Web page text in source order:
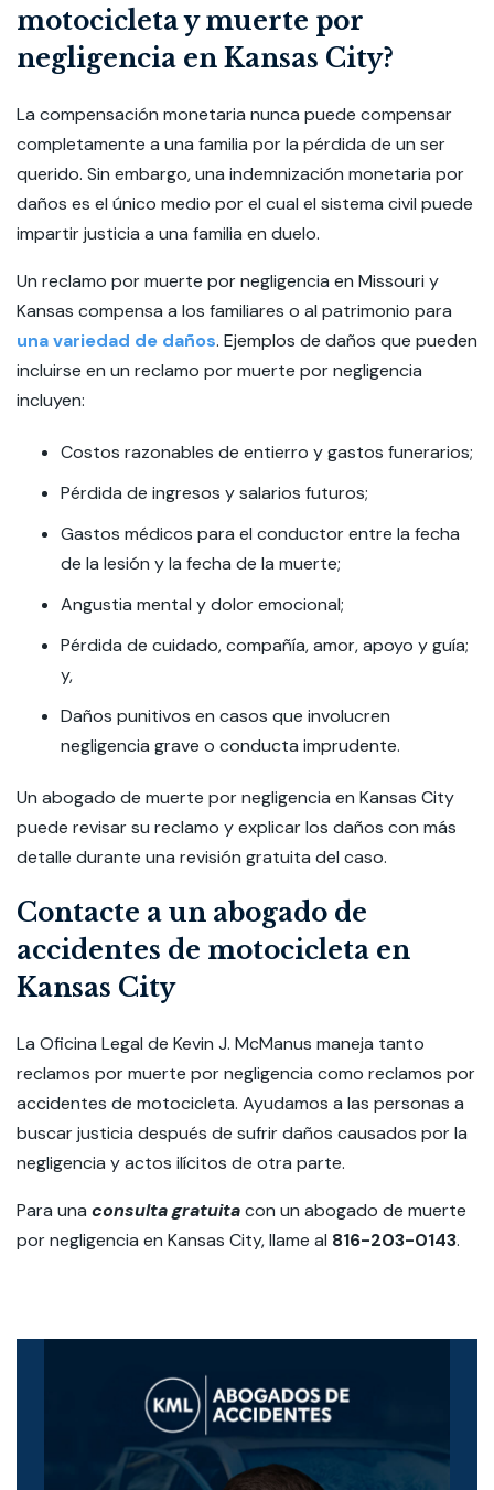
motocicleta y muerte por
negligencia en Kansas City?
La compensación monetaria nunca puede compensar
completamente a una familia por la pérdida de un ser
querido. Sin embargo, una indemnización monetaria por
daños es el único medio por el cual el sistema civil puede
impartir justicia a una familia en duelo.
Un reclamo por muerte por negligencia en Missouri y
Kansas compensa a los familiares o al patrimonio para
una variedad de daños. Ejemplos de daños que pueden
incluirse en un reclamo por muerte por negligencia
incluyen:
Costos razonables de entierro y gastos funerarios;
Pérdida de ingresos y salarios futuros;
Gastos médicos para el conductor entre la fecha
de la lesión y la fecha de la muerte;
Angustia mental y dolor emocional;
Pérdida de cuidado, compañía, amor, apoyo y guía;
y,
Daños punitivos en casos que involucren
negligencia grave o conducta imprudente.
Un abogado de muerte por negligencia en Kansas City
puede revisar su reclamo y explicar los daños con más
detalle durante una revisión gratuita del caso.
Contacte a un abogado de
accidentes de motocicleta en
Kansas City
La Oficina Legal de Kevin J. McManus maneja tanto
reclamos por muerte por negligencia como reclamos por
accidentes de motocicleta. Ayudamos a las personas a
buscar justicia después de sufrir daños causados por la
negligencia y actos ilícitos de otra parte.
Para una consulta gratuitacon un abogado de muerte
por negligencia en Kansas City, llame al 816-203-0143.